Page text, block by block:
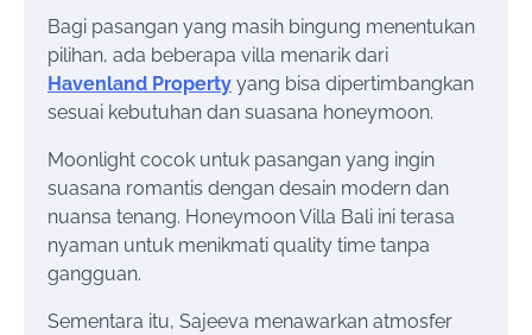
Bagi pasangan yang masih bingung menentukan
pilihan, ada beberapa villa menarik dari
Havenland Property yang bisa dipertimbangkan
sesuai kebutuhan dan suasana honeymoon.
Moonlight cocok untuk pasangan yang ingin
suasana romantis dengan desain modern dan
nuansa tenang. Honeymoon Villa Bali ini terasa
nyaman untuk menikmati quality time tanpa
gangguan.
Sementara itu, Sajeeva menawarkan atmosfer